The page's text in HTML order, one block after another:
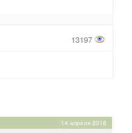
13197
14 апреля 2016